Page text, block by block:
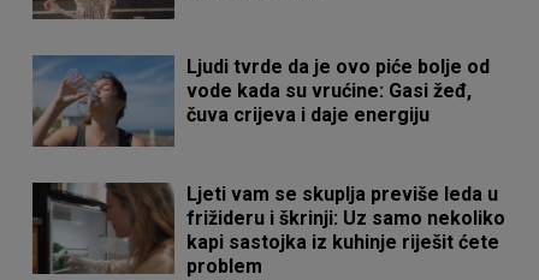
Ljudi tvrde da je ovo piće bolje od
vode kada su vrućine: Gasi žeđ,
čuva crijeva i daje energiju
Ljeti vam se skuplja previše leda u
frižideru i škrinji: Uz samo nekoliko
kapi sastojka iz kuhinje riješit ćete
problem